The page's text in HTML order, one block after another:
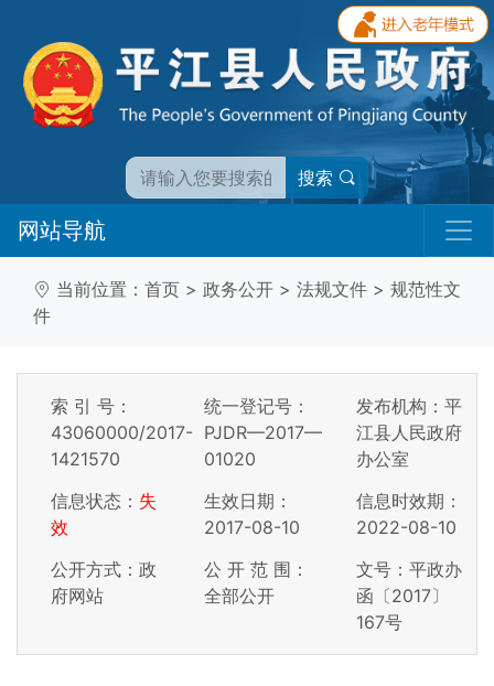
搜索
网站导航
当前位置： 首页 > 政务公开 > 法规文件 > 规范性文
件
索 引 号：
43060000/2017-
1421570
统一登记号：
PJDR—2017—
01020
发布机构：平
江县人民政府
办公室
信息状态： 失
效
生效日期：
2017-08-10
信息时效期：
2022-08-10
公开方式：政
府网站
公 开 范 围：
全部公开
文号：平政办
函〔2017〕
167号